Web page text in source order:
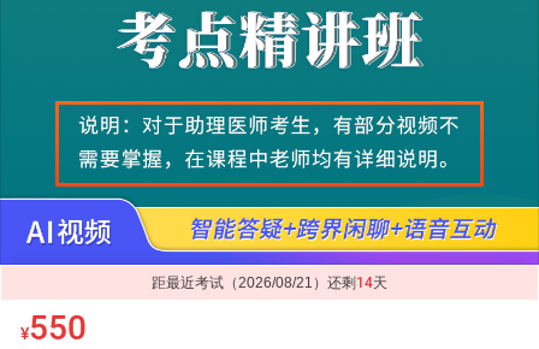
距最近考试（2026/08/21）还剩 14天
¥550